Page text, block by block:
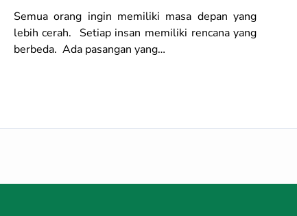
Semua orang ingin memiliki masa depan yang
lebih cerah. Setiap insan memiliki rencana yang
berbeda. Ada pasangan yang…